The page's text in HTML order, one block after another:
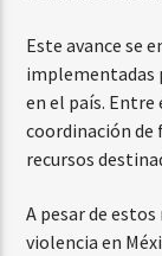
Este avance se
implementadas
en el país. Entre
coordinación de
recursos
A pesar de
violencia en